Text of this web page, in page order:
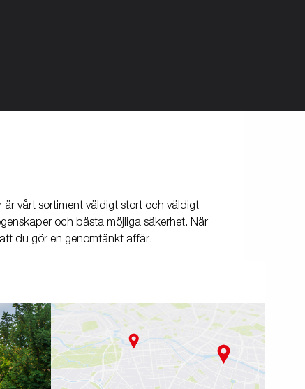
vårt sortiment väldigt stort och väldigt
och bästa möjliga säkerhet. När
du gör en genomtänkt affär.